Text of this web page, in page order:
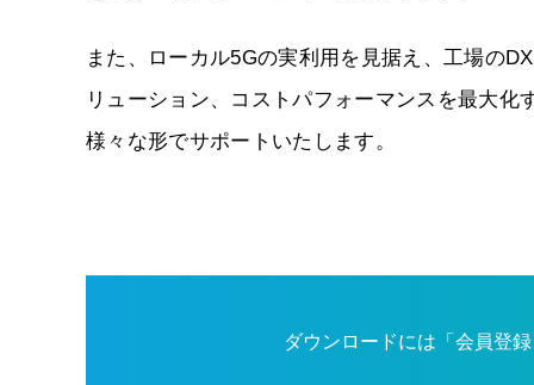
また、ローカル5Gの実利用を見据え、工場の
リューション、コストパフォーマンスを最大
様々な形でサポートいたします。
ダウンロードには「会員登